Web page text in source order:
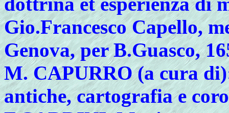
Gio.Francesco Capello,
Genova, per B.Guasco,
M.CAPURRO (a cura
antiche, cartografia e